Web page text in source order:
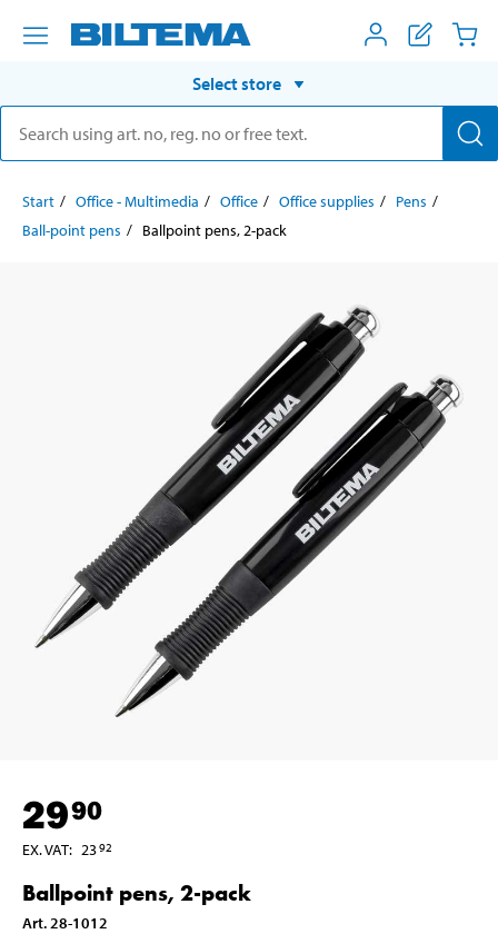
Select store
Start Office - Multimedia Office Office supplies
Pens
Ball-point pens
Ballpoint pens, 2-pack
2990
EX. VAT: 2392
Ballpoint pens, 2-pack
Art. 28-1012